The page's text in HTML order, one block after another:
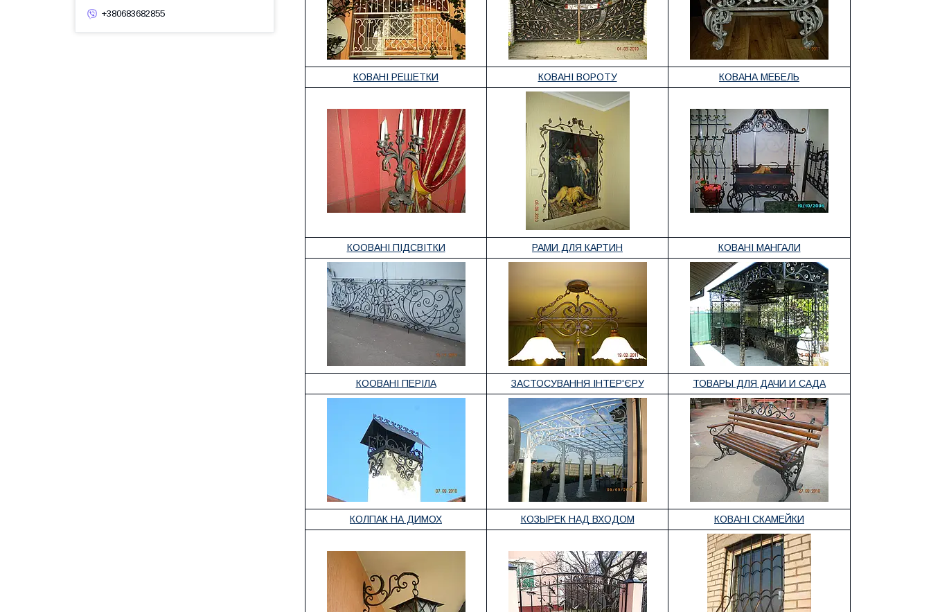
КОВАНІ РЕШЕТКИ КОВАНІ ВОРОТУ КОВАНА МЕБЕЛЬ
КООВАНІ ПІДСВІТКИ РАМИ ДЛЯ КАРТИН КОВАНІ МАНГАЛИ
КООВАНІ ПЕРІЛА ЗАСТОСУВАННЯ ІНТЕР'ЄРУ ТОВАРЫ ДЛЯ ДАЧИ И САДА
КОЛПАК НА ДИМОХ КОЗЫРЕК НАД ВХОДОМ КОВАНІ СКАМЕЙКИ
+380683682855